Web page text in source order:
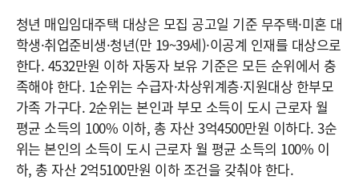
청년 매입임대주택 대상은 모집 공고일 기준 무주택·미혼 대
학생·취업준비생·청년(만 19~39세)·이공계 인재를 대상으로
한다. 4532만원 이하 자동자 보유 기준은 모든 순위에서 충
족해야 한다. 1순위는 수급자·차상위계층·지원대상 한부모
가족 가구다. 2순위는 본인과 부모 소득이 도시 근로자 월
평균 소득의 100% 이하, 총 자산 3억4500만원 이하다. 3순
위는 본인의 소득이 도시 근로자 월 평균 소득의 100% 이
하, 총 자산 2억5100만원 이하 조건을 갖춰야 한다.